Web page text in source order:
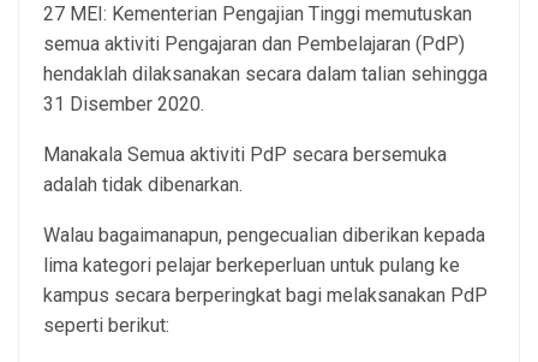
27 MEI: Kementerian Pengajian Tinggi memutuskan
semua aktiviti Pengajaran dan Pembelajaran (PdP)
hendaklah dilaksanakan secara dalam talian sehingga
31 Disember 2020.
Manakala Semua aktiviti PdP secara bersemuka
adalah tidak dibenarkan.
Walau bagaimanapun, pengecualian diberikan kepada
lima kategori pelajar berkeperluan untuk pulang ke
kampus secara berperingkat bagi melaksanakan PdP
seperti berikut: